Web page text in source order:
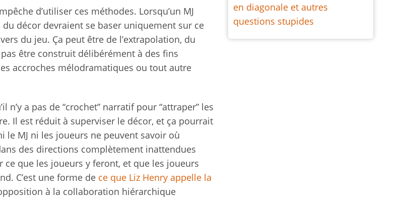
d’utiliser ces méthodes. Lorsqu’un MJ
décor devraient se baser uniquement sur ce
du jeu. Ça peut être de l’extrapolation, du
être construit délibérément à des fins
accroches mélodramatiques ou tout autre
n’y a pas de “crochet” narratif pour “attraper” les
Il est réduit à superviser le décor, et ça pourrait
le MJ ni les joueurs ne peuvent savoir où
des directions complètement inattendues
que les joueurs y feront, et que les joueurs
C’est une forme de ce que Liz Henry appelle la
à la collaboration hiérarchique
en diagonale et autres
questions stupides